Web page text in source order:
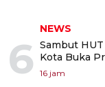
6
NEWS
Sambut
Kota Buka
16 jam